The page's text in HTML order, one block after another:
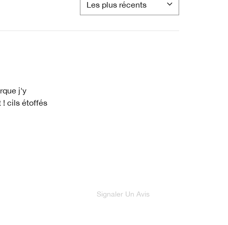
j'y
! cils étoffés
Signaler Un Avis